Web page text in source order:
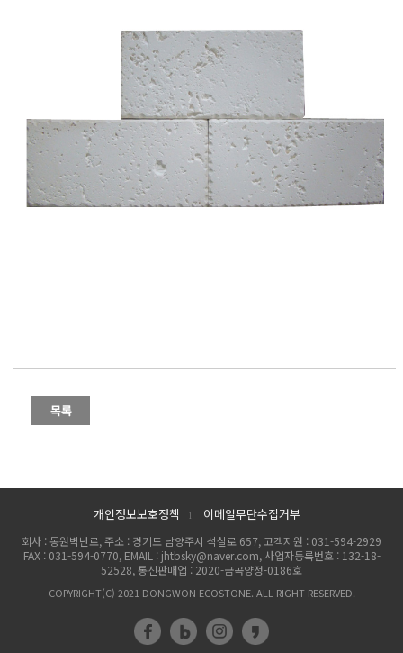
개인정보보호정책 l 이메일무단수집거부
회사 : 동원벽난로, 주소 : 경기도 남양주시 석실로 657, 고객지원 : 031-594-2929
FAX : 031-594-0770, EMAIL : jhtbsky@naver.com, 사업자등록번호 : 132-18-
52528, 통신판매업 : 2020-금곡양정-0186호
COPYRIGHT(C) 2021 DONGWON ECOSTONE. ALL RIGHT RESERVED.